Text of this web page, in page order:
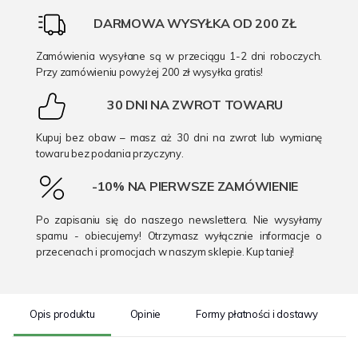
DARMOWA WYSYŁKA OD 200 ZŁ
Zamówienia wysyłane są w przeciągu 1-2 dni roboczych.
Przy zamówieniu powyżej 200 zł wysyłka gratis!
30 DNI NA ZWROT TOWARU
Kupuj bez obaw – masz aż 30 dni na zwrot lub wymianę
towaru bez podania przyczyny.
-10% NA PIERWSZE ZAMÓWIENIE
Po zapisaniu się do naszego newslettera. Nie wysyłamy
spamu - obiecujemy! Otrzymasz wyłącznie informacje o
przecenach i promocjach w naszym sklepie. Kup taniej!
Opis produktu Opinie Formy płatności i dostawy